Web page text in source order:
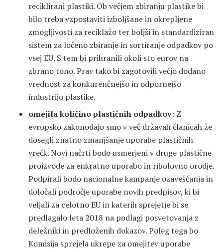
reciklirani plastiki. Ob večjem zbiranju plastike bi
bilo treba vzpostaviti izboljšane in okrepljene
zmogljivosti za reciklažo ter boljši in standardiziran
sistem za ločeno zbiranje in sortiranje odpadkov po
vsej EU. S tem bi prihranili okoli sto eurov na
zbrano tono. Prav tako bi zagotovili večjo dodano
vrednost za konkurenčnejšo in odpornejšo
industrijo plastike.
omejila količino plastičnih odpadkov: Z
evropsko zakonodajo smo v več državah članicah že
dosegli znatno zmanjšanje uporabe plastičnih
vrečk. Novi načrti bodo usmerjeni v druge plastične
proizvode za enkratno uporabo in ribolovno orodje.
Podpirali bodo nacionalne kampanje ozaveščanja in
določali področje uporabe novih predpisov, ki bi
veljali za celotno EU in katerih sprejetje bi se
predlagalo leta 2018 na podlagi posvetovanja z
deležniki in predloženih dokazov. Poleg tega bo
Komisija sprejela ukrepe za omejitev uporabe